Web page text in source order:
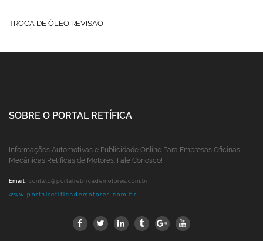
TROCA DE ÓLEO REVISÃO
SOBRE O PORTAL RETÍFICA
Informações Automotivas e Publicidade Online Para Empresas Oficinas
Mecânicas Retíficas de Motores. Fale Conosco!
Email: contato@portalretificademotores.com.br
www.portalretificademotores.com.br